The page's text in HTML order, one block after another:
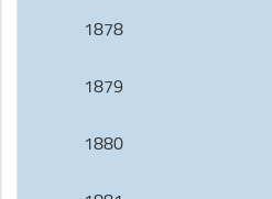
1878
1879
1880